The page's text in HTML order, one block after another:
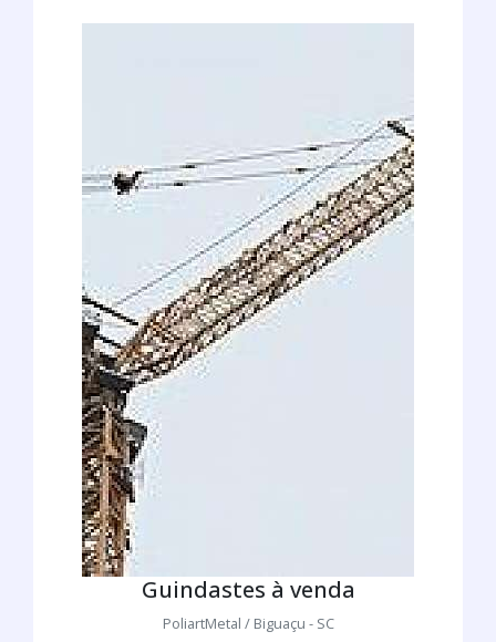
Guindastes à venda
PoliartMetal / Biguaçu - SC